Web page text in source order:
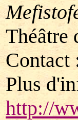
Théâtre
Contact
Plus
http://